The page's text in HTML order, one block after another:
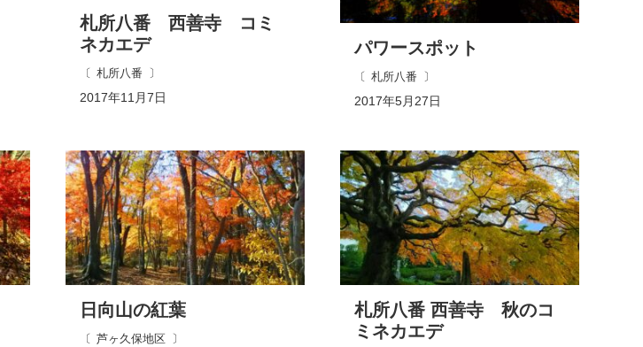
2017年11月7日
札所八番
札所八番 西善寺 コミ
ネカエデ
2017年5月27日
札所八番
パワースポット
芦ヶ久保地区
日向山の紅葉
札所八番 西善寺 秋のコ
ミネカエデ